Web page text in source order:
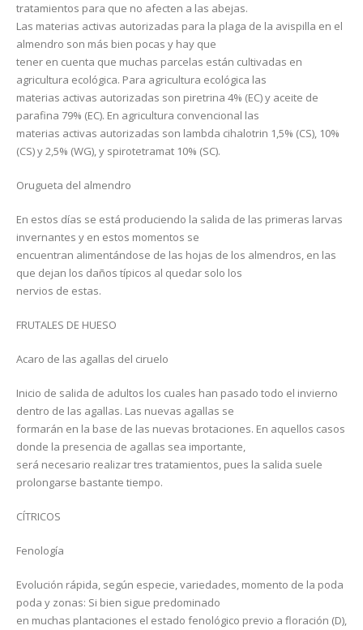
tratamientos para que no afecten a las abejas.
Las materias activas autorizadas para la plaga de la avispilla en el
almendro son más bien pocas y hay que
tener en cuenta que muchas parcelas están cultivadas en
agricultura ecológica. Para agricultura ecológica las
materias activas autorizadas son piretrina 4% (EC) y aceite de
parafina 79% (EC). En agricultura convencional las
materias activas autorizadas son lambda cihalotrin 1,5% (CS), 10%
(CS) y 2,5% (WG), y spirotetramat 10% (SC).
Orugueta del almendro
En estos días se está produciendo la salida de las primeras larvas
invernantes y en estos momentos se
encuentran alimentándose de las hojas de los almendros, en las
que dejan los daños típicos al quedar solo los
nervios de estas.
FRUTALES DE HUESO
Acaro de las agallas del ciruelo
Inicio de salida de adultos los cuales han pasado todo el invierno
dentro de las agallas. Las nuevas agallas se
formarán en la base de las nuevas brotaciones. En aquellos casos
donde la presencia de agallas sea importante,
será necesario realizar tres tratamientos, pues la salida suele
prolongarse bastante tiempo.
CÍTRICOS
Fenología
Evolución rápida, según especie, variedades, momento de la poda
poda y zonas: Si bien sigue predominado
en muchas plantaciones el estado fenológico previo a floración (D),